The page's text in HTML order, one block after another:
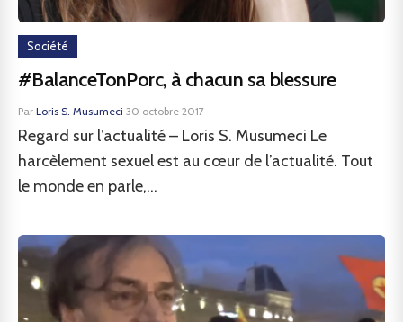
Société
#BalanceTonPorc, à chacun sa blessure
Par Loris S. Musumeci·30 octobre 2017
Regard sur l’actualité – Loris S. Musumeci Le
harcèlement sexuel est au cœur de l’actualité. Tout
le monde en parle,...